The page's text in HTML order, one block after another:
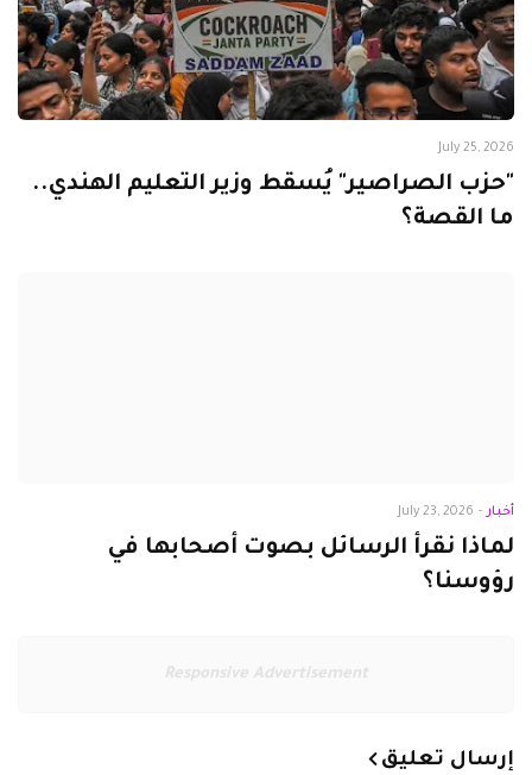
July 25, 2026
"حزب الصراصير" يُسقط وزير التعليم الهندي..
ما القصة؟
أخبار -
July 23, 2026
لماذا نقرأ الرسائل بصوت أصحابها في
رؤوسنا؟
Responsive Advertisement
إرسال تعليق